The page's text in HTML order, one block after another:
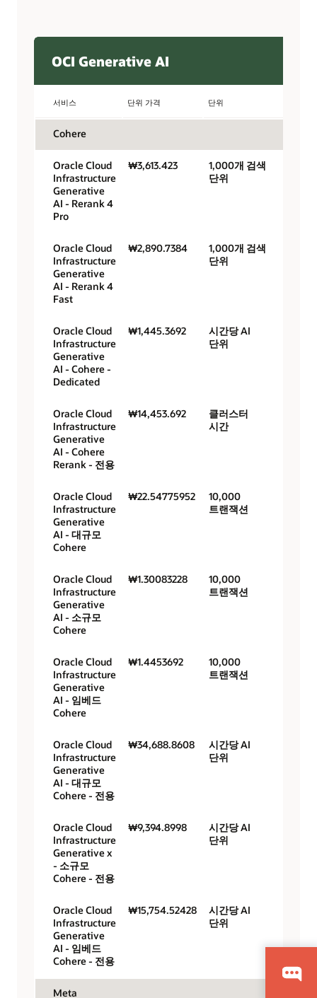
OCI Generative AI
서비스 단위 가격 단위
Cohere
Oracle Cloud
Infrastructure
Generative
AI - Rerank 4
Pro
₩3,613.423
1,000개 검색
단위
Oracle Cloud
Infrastructure
Generative
AI - Rerank 4
Fast
₩2,890.7384
1,000개 검색
단위
Oracle Cloud
Infrastructure
Generative
AI - Cohere -
Dedicated
₩1,445.3692
시간당 AI
단위
Oracle Cloud
Infrastructure
Generative
AI - Cohere
Rerank - 전용
₩14,453.692
클러스터
시간
Oracle Cloud
Infrastructure
Generative
AI - 대규모
Cohere
₩22.54775952
10,000
트랜잭션
Oracle Cloud
Infrastructure
Generative
AI - 소규모
Cohere
₩1.30083228
10,000
트랜잭션
Oracle Cloud
Infrastructure
Generative
AI - 임베드
Cohere
₩1.4453692
10,000
트랜잭션
Oracle Cloud
Infrastructure
Generative
AI - 대규모
Cohere - 전용
₩34,688.8608
시간당 AI
단위
Oracle Cloud
Infrastructure
Generative x
- 소규모
Cohere - 전용
₩9,394.8998
시간당 AI
단위
Oracle Cloud
Infrastructure
Generative
AI - 임베드
Cohere - 전용
₩15,754.52428
시간당 AI
단위
Meta